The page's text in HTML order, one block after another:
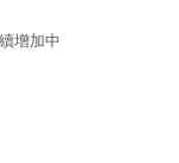
增加中